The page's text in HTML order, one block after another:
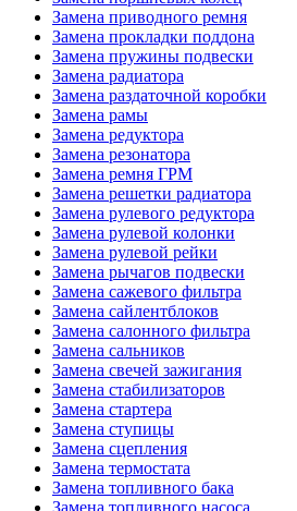
Замена приводного ремня
Замена прокладки поддона
Замена пружины подвески
Замена радиатора
Замена раздаточной коробки
Замена рамы
Замена редуктора
Замена резонатора
Замена ремня ГРМ
Замена решетки радиатора
Замена рулевого редуктора
Замена рулевой колонки
Замена рулевой рейки
Замена рычагов подвески
Замена сажевого фильтра
Замена сайлентблоков
Замена салонного фильтра
Замена сальников
Замена свечей зажигания
Замена стабилизаторов
Замена стартера
Замена ступицы
Замена сцепления
Замена термостата
Замена топливного бака